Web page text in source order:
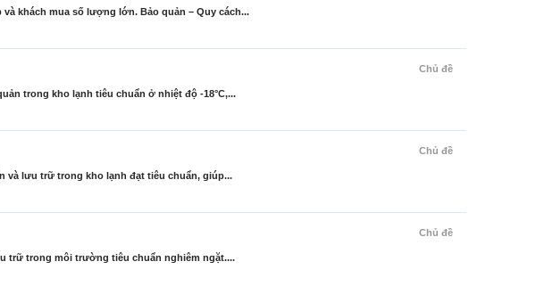
khách mua số lượng lớn. Bảo quản – Quy cách...
Chủ đề
trong kho lạnh tiêu chuẩn ở nhiệt độ -18°C,...
Chủ đề
và lưu trữ trong kho lạnh đạt tiêu chuẩn, giúp...
Chủ đề
trữ trong môi trường tiêu chuẩn nghiêm ngặt....